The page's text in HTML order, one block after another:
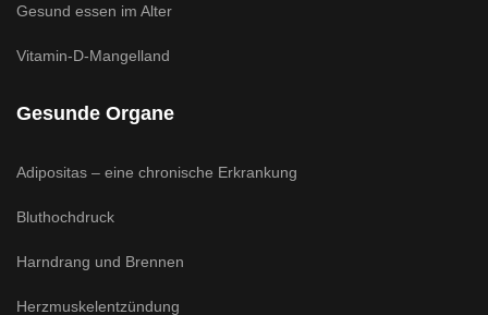
Gesund essen im Alter
Vitamin-D-Mangelland
Gesunde Organe
Adipositas – eine chronische Erkrankung
Bluthochdruck
Harndrang und Brennen
Herzmuskelentzündung